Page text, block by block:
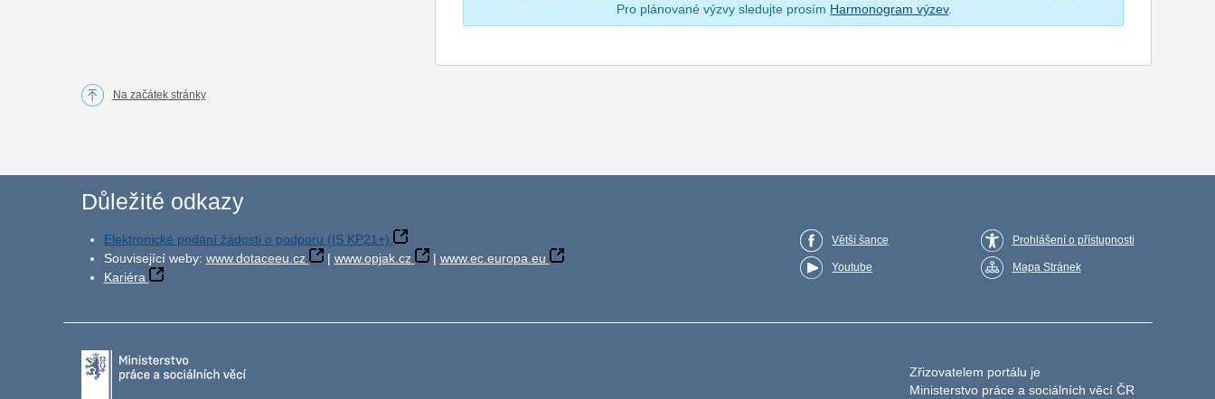
Pro plánované výzvy sledujte prosím Harmonogram výzev.
Na začátek stránky
Důležité odkazy
Elektronické podání žádosti o podporu (IS KP21+)
Související weby: www.dotaceeu.cz | www.opjak.cz | www.ec.europa.eu
Kariéra
Větší šance
Youtube
Prohlášení o přístupnosti
Mapa Stránek
Zřizovatelem portálu je
Ministerstvo práce a sociálních věcí ČR